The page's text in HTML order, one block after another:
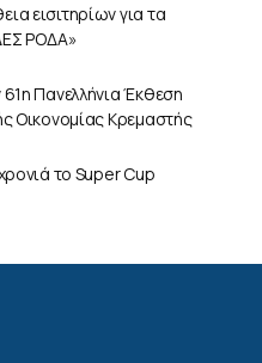
εισιτηρίων για τα
ΡΟΔΑ»
Πανελλήνια Έκθεση
Οικονομίας Κρεμαστής
το Super Cup